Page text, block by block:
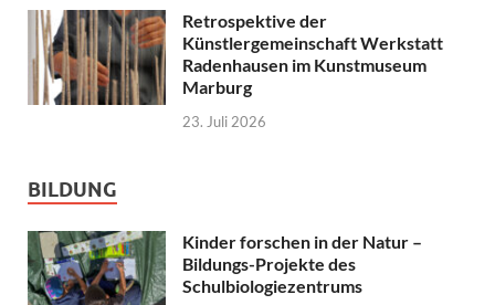
Retrospektive der
Künstlergemeinschaft Werkstatt
Radenhausen im Kunstmuseum
Marburg
23. Juli 2026
BILDUNG
Kinder forschen in der Natur –
Bildungs-Projekte des
Schulbiologiezentrums